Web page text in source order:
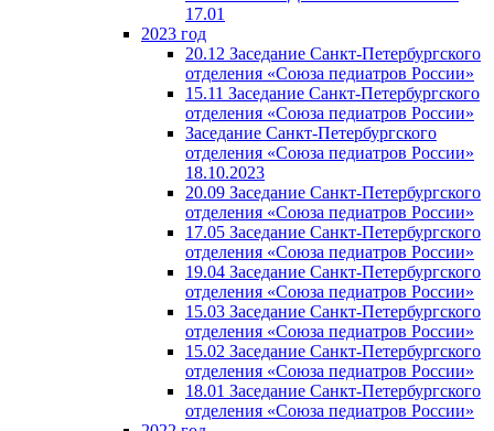
17.01
2023 год
20.12 Заседание Санкт-Петербургского
отделения «Союза педиатров России»
15.11 Заседание Санкт-Петербургского
отделения «Союза педиатров России»
Заседание Санкт-Петербургского
отделения «Союза педиатров России»
18.10.2023
20.09 Заседание Санкт-Петербургского
отделения «Союза педиатров России»
17.05 Заседание Санкт-Петербургского
отделения «Союза педиатров России»
19.04 Заседание Санкт-Петербургского
отделения «Союза педиатров России»
15.03 Заседание Санкт-Петербургского
отделения «Союза педиатров России»
15.02 Заседание Санкт-Петербургского
отделения «Союза педиатров России»
18.01 Заседание Санкт-Петербургского
отделения «Союза педиатров России»